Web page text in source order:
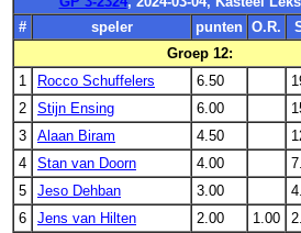
#
speler punten O.R.
Groep 12:
1
Rocco Schuffelers 6.50
2
Stijn Ensing 6.00
3
Alaan Biram 4.50
4
Stan van Doorn 4.00
5
Jeso Dehban 3.00
6
Jens van Hilten 2.00 1.00